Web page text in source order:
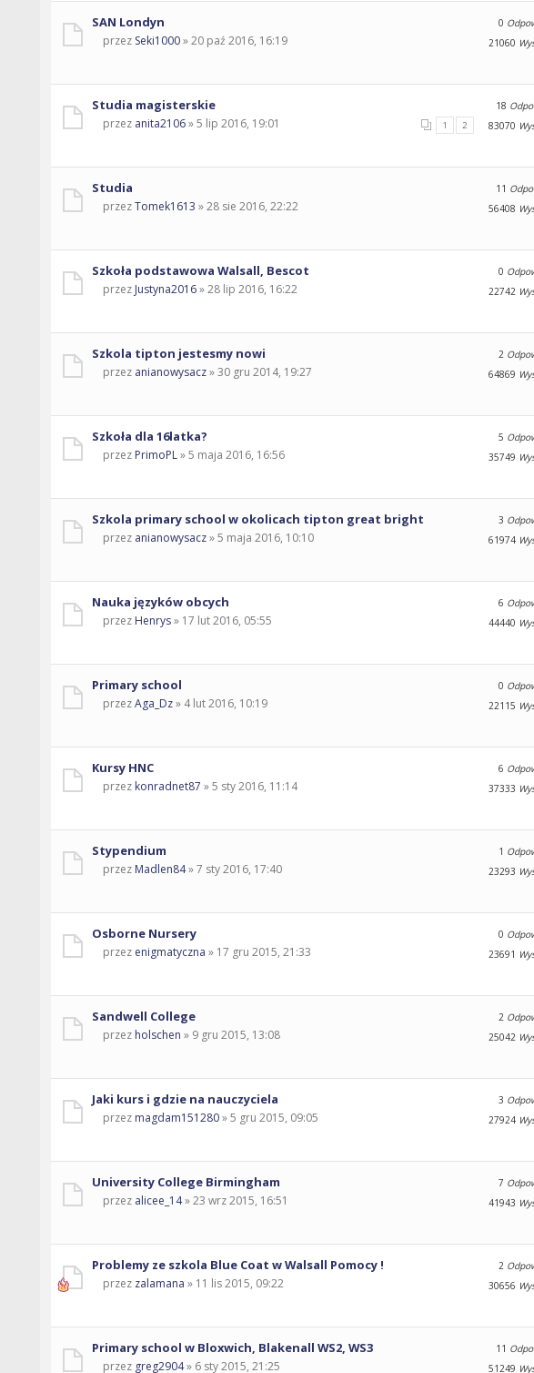
SAN Londyn
przez Seki1000» 20 paź 2016, 16:19
0
21060
Studia magisterskie
1 2
przez anita2106» 5 lip 2016, 19:01
18
83070
Studia
przezTomek1613 » 28 sie 2016, 22:22
11
56408
Szkoła podstawowa Walsall, Bescot
przez Justyna2016» 28 lip 2016, 16:22
0
22742
Szkola tipton jestesmy nowi
przez anianowysacz» 30 gru 2014, 19:27
2
64869
Szkoła dla 16latka?
przez PrimoPL» 5 maja 2016, 16:56
5
35749
Szkola primary school w okolicach tipton great bright
przez anianowysacz» 5 maja 2016, 10:10
3
61974
Nauka języków obcych
przez Henrys» 17 lut 2016, 05:55
6
44440
Primary school
przezAga_Dz» 4 lut 2016, 10:19
0
22115
Kursy HNC
przez konradnet87 » 5 sty 2016, 11:14
6
37333
Stypendium
przez Madlen84» 7 sty 2016, 17:40
1
23293
Osborne Nursery
przez enigmatyczna » 17 gru 2015, 21:33
0
23691
Sandwell College
przez holschen » 9 gru 2015, 13:08
2
25042
Jaki kurs i gdzie na nauczyciela
przez magdam151280» 5 gru 2015, 09:05
3
27924
University College Birmingham
przez alicee_14» 23 wrz 2015, 16:51
7
41943
Problemy ze szkola Blue Coat w Walsall Pomocy !
przez zalamana » 11 lis 2015, 09:22
2
30656
Primary school w Bloxwich, Blakenall WS2, WS3
przez greg2904» 6 sty 2015, 21:25
11
51249